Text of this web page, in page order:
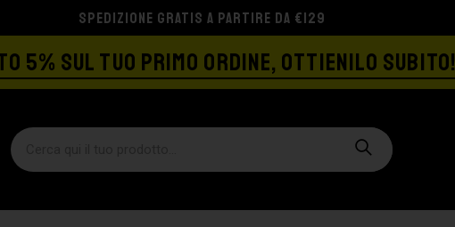
SPEDIZIONE GRATIS A PARTIRE DA €129
5% SUL TUO PRIMO ORDINE, OTTIENILO SUBITO!